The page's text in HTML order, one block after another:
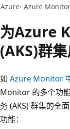
Azure Azure Monitor
为Azure
(AKS)群
如 Azure Monitor
Monitor 的多个功
务 (AKS) 群集的全
功能：